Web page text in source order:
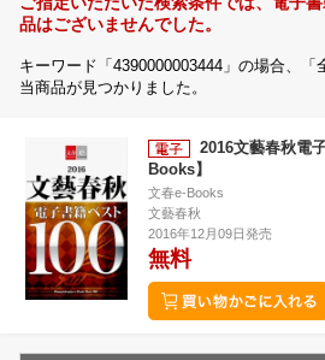
品はございませんでした。
キーワード「4390000003444」の場合、
当商品が見つかりました。
2016文藝春秋電
Books】
文春e-Books
文藝春秋
2016年12月09日発売
無料